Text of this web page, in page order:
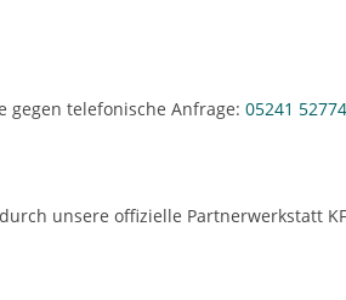
gegen telefonische Anfrage: 05241
unsere offizielle Partnerwerkstatt